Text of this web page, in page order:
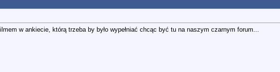
w ankiecie, którą trzeba by było wypełniać chcąc być tu na naszym czarnym forum...